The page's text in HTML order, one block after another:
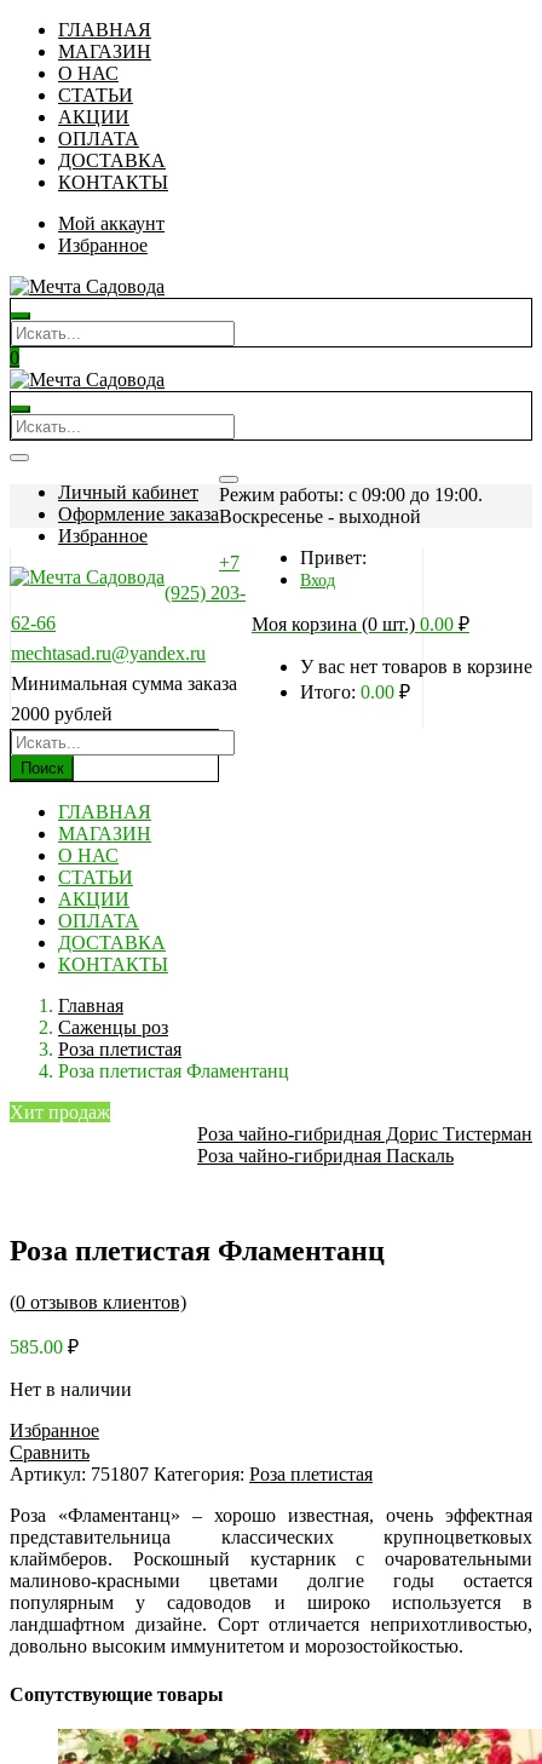
ГЛАВНАЯ
МАГАЗИН
О НАС
СТАТЬИ
АКЦИИ
ОПЛАТА
ДОСТАВКА
КОНТАКТЫ
Мой аккаунт
Избранное
0
Личный кабинет
Оформление заказа
Избранное
Режим работы: c 09:00 до 19:00.
Воскресенье - выходной
Привет:
Вход
Моя корзина (0 шт.) 0.00 ₽
У вас нет товаров в корзине
Итого: 0.00 ₽
+7
(925) 203-
62-66
mechtasad.ru@yandex.ru
Минимальная сумма заказа
2000 рублей
Поиск
ГЛАВНАЯ
МАГАЗИН
О НАС
СТАТЬИ
АКЦИИ
ОПЛАТА
ДОСТАВКА
КОНТАКТЫ
Главная
Саженцы роз
Роза плетистая
Роза плетистая Фламентанц
Роза чайно-гибридная Дорис Тистерман
Роза чайно-гибридная Паскаль
Хит продаж
Роза плетистая Фламентанц
(0 отзывов клиентов)
585.00 ₽
Нет в наличии
Избранное
Сравнить
Артикул: 751807 Категория: Роза плетистая
Роза «Фламентанц» – хорошо известная, очень эффектная
представительница классических крупноцветковых
клаймберов. Роскошный кустарник с очаровательными
малиново-красными цветами долгие годы остается
популярным у садоводов и широко используется в
ландшафтном дизайне. Сорт отличается неприхотливостью,
довольно высоким иммунитетом и морозостойкостью.
Сопутствующие товары